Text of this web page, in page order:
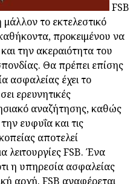
FSB
μάλλον το εκτελεστικό
προκειμένου να
την ακεραιότητα του
Θα πρέπει επίσης
ασφαλείας έχει το
ερευνητικές
αναζήτησης, καθώς
ευφυΐα και τις
αποτελεί
λειτουργίες FSB. Ένα
η υπηρεσία ασφαλείας
αρχή. FSB αναφέρεται